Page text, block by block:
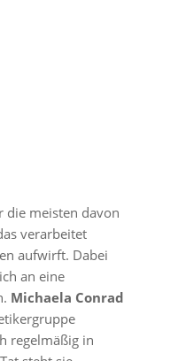
die meisten davon
verarbeitet
aufwirft. Dabei
an eine
Michaela Conrad
regelmäßig in